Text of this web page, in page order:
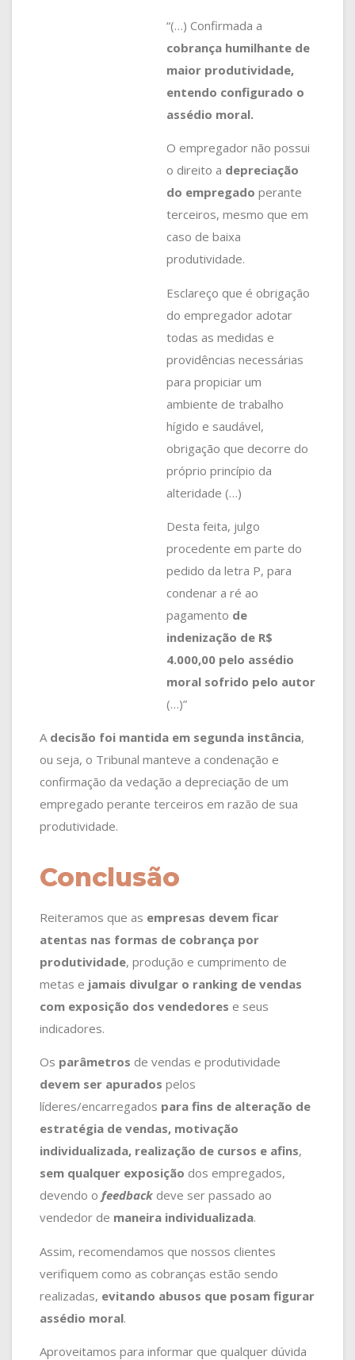
“(…) Confirmada a
cobrança humilhante de
maior produtividade,
entendo configurado o
assédio moral.
O empregador não possui
o direito a depreciação
do empregado perante
terceiros, mesmo que em
caso de baixa
produtividade.
Esclareço que é obrigação
do empregador adotar
todas as medidas e
providências necessárias
para propiciar um
ambiente de trabalho
hígido e saudável,
obrigação que decorre do
próprio princípio da
alteridade (…)
Desta feita, julgo
procedente em parte do
pedido da letra P, para
condenar a ré ao
pagamento de
indenização de R$
4.000,00 pelo assédio
moral sofrido pelo autor
(…)”
A decisão foi mantida em segunda instância,
ou seja, o Tribunal manteve a condenação e
confirmação da vedação a depreciação de um
empregado perante terceiros em razão de sua
produtividade.
Conclusão
Reiteramos que as empresas devem ficar
atentas nas formas de cobrança por
produtividade, produção e cumprimento de
metas e jamais divulgar o ranking de vendas
com exposição dos vendedores e seus
indicadores.
Os parâmetros de vendas e produtividade
devem ser apurados pelos
líderes/encarregados para fins de alteração de
estratégia de vendas, motivação
individualizada, realização de cursos e afins,
sem qualquer exposição dos empregados,
devendo o feedback deve ser passado ao
vendedor de maneira individualizada.
Assim, recomendamos que nossos clientes
verifiquem como as cobranças estão sendo
realizadas, evitando abusos que posam figurar
assédio moral.
Aproveitamos para informar que qualquer dúvida